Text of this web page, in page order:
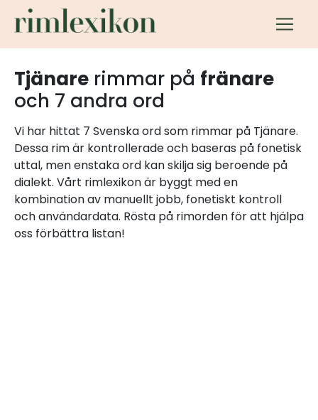
Tjänare rimmar på fränare
och 7 andra ord
Vi har hittat 7 Svenska ord som rimmar på Tjänare.
Dessa rim är kontrollerade och baseras på fonetisk
uttal, men enstaka ord kan skilja sig beroende på
dialekt. Vårt rimlexikon är byggt med en
kombination av manuellt jobb, fonetiskt kontroll
och användardata. Rösta på rimorden för att hjälpa
oss förbättra listan!